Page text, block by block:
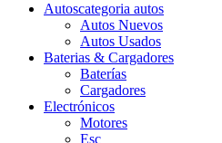
Autoscategoria autos
Autos Nuevos
Autos Usados
Baterias & Cargadores
Baterías
Cargadores
Electrónicos
Motores
Esc